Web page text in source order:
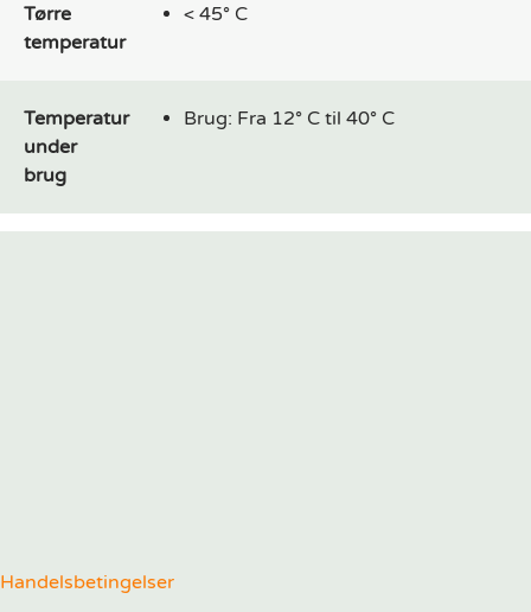
Tørre
temperatur
< 45° C
Temperatur
under
brug
Brug: Fra 12° C til 40° C
Handelsbetingelser